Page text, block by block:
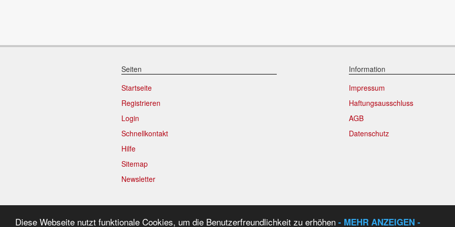
Diese Webseite nutzt funktionale Cookies, um die Benutzerfreundlichkeit zu erhöhen - MEHR ANZEIGEN -
Seiten
Startseite
Registrieren
Login
Schnellkontakt
Hilfe
Sitemap
Newsletter
Information
Impressum
Haftungsausschluss
AGB
Datenschutz